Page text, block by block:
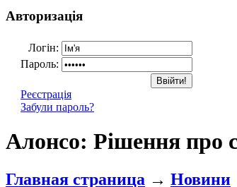
Авторизація
Логін:
Пароль:
Реєстрація
Забули пароль?
Алонсо: Рішення про
Главная страница → Новини